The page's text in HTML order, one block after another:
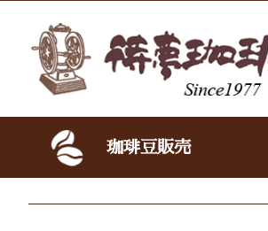
珈琲豆販売